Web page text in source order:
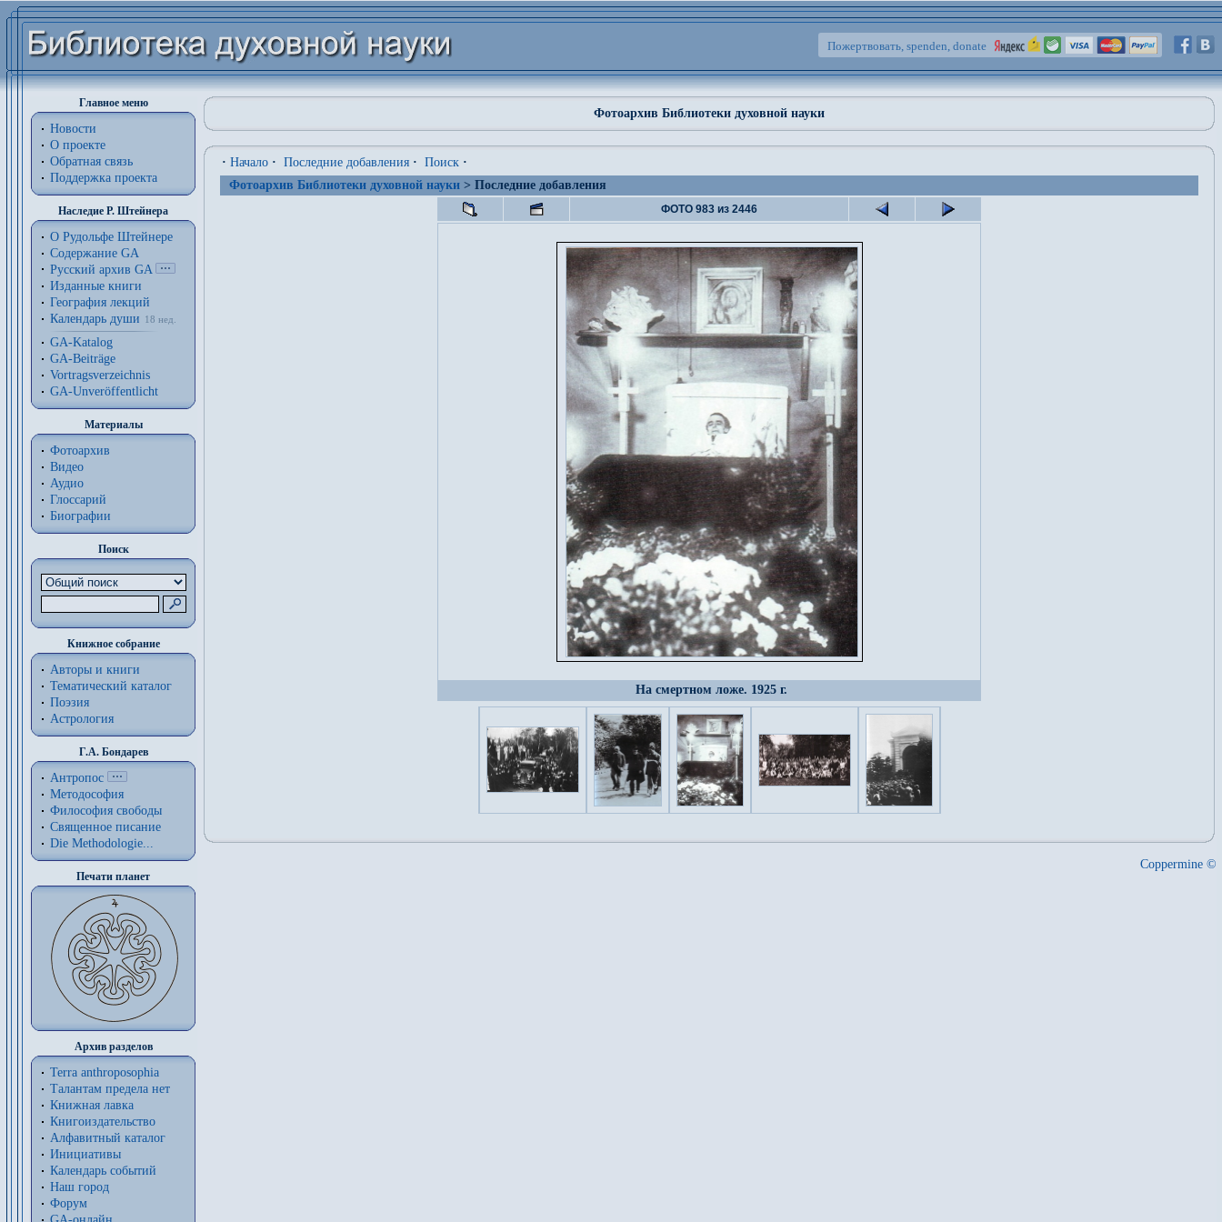
Пожертвовать, spenden, donate
Главное меню
Новости
О проекте
Обратная связь
Поддержка проекта
Наследие Р. Штейнера
О Рудольфе Штейнере
Содержание GA
Русский архив GA
Изданные книги
География лекций
Календарь души
18 нед.
GA-Katalog
GA-Beiträge
Vortragsverzeichnis
GA-Unveröffentlicht
Материалы
Фотоархив
Видео
Аудио
Глоссарий
Биографии
Поиск
Книжное собрание
Авторы и книги
Тематический каталог
Поэзия
Астрология
Г.А. Бондарев
Антропос
Методософия
Философия cвободы
Священное писание
Die Methodologie...
Печати планет
Архив разделов
Terra anthroposophia
Талантам предела нет
Книжная лавка
Книгоиздательство
Алфавитный каталог
Инициативы
Календарь событий
Наш город
Форум
Фотоархив Библиотеки духовной науки
· Начало · Последние добавления · Поиск ·
Фотоархив Библиотеки духовной науки > Последние добавления
ФОТО 983 из 2446
На смертном ложе. 1925 г.
Coppermine ©